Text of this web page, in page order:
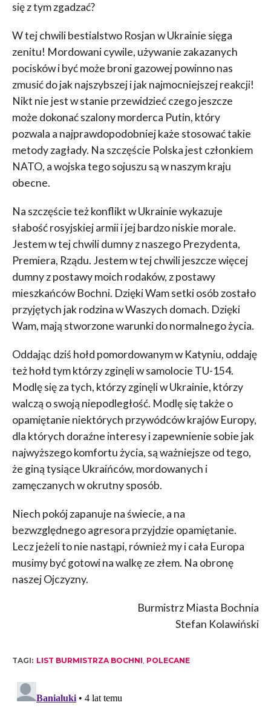
się z tym zgadzać?
W tej chwili bestialstwo Rosjan w Ukrainie sięga
zenitu! Mordowani cywile, używanie zakazanych
pocisków i być może broni gazowej powinno nas
zmusić do jak najszybszej i jak najmocniejszej reakcji!
Nikt nie jest w stanie przewidzieć czego jeszcze
może dokonać szalony morderca Putin, który
pozwala a najprawdopodobniej każe stosować takie
metody zagłady. Na szczęście Polska jest członkiem
NATO, a wojska tego sojuszu są w naszym kraju
obecne.
Na szczęście też konflikt w Ukrainie wykazuje
słabość rosyjskiej armii i jej bardzo niskie morale.
Jestem w tej chwili dumny z naszego Prezydenta,
Premiera, Rządu. Jestem w tej chwili jeszcze więcej
dumny z postawy moich rodaków, z postawy
mieszkańców Bochni. Dzięki Wam setki osób zostało
przyjętych jak rodzina w Waszych domach. Dzięki
Wam, mają stworzone warunki do normalnego życia.
Oddając dziś hołd pomordowanym w Katyniu, oddaję
też hołd tym którzy zginęli w samolocie TU-154.
Modlę się za tych, którzy zginęli w Ukrainie, którzy
walczą o swoją niepodległość. Modlę się także o
opamiętanie niektórych przywódców krajów Europy,
dla których doraźne interesy i zapewnienie sobie jak
najwyższego komfortu życia, są ważniejsze od tego,
że giną tysiące Ukraińców, mordowanych i
zamęczanych w okrutny sposób.
Niech pokój zapanuje na świecie, a na
bezwzględnego agresora przyjdzie opamiętanie.
Lecz jeżeli to nie nastąpi, również my i cała Europa
musimy być gotowi na walkę ze złem. Na obronę
naszej Ojczyzny.
Burmistrz Miasta Bochnia
Stefan Kolawiński
TAGI: LIST BURMISTRZA BOCHNI, POLECANE